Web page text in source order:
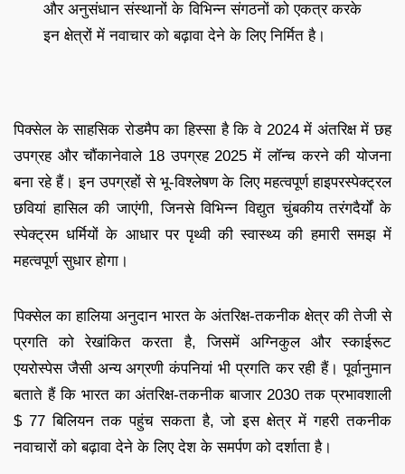
और अनुसंधान संस्थानों के विभिन्न संगठनों को एकत्र करके
इन क्षेत्रों में नवाचार को बढ़ावा देने के लिए निर्मित है।
पिक्सेल के साहसिक रोडमैप का हिस्सा है कि वे 2024 में अंतरिक्ष में छह
उपग्रह और चौंकानेवाले 18 उपग्रह 2025 में लॉन्च करने की योजना
बना रहे हैं। इन उपग्रहों से भू-विश्लेषण के लिए महत्वपूर्ण हाइपरस्पेक्ट्रल
छवियां हासिल की जाएंगी, जिनसे विभिन्न विद्युत चुंबकीय तरंगदैर्यों के
स्पेक्ट्रम धर्मियों के आधार पर पृथ्वी की स्वास्थ्य की हमारी समझ में
महत्वपूर्ण सुधार होगा।
पिक्सेल का हालिया अनुदान भारत के अंतरिक्ष-तकनीक क्षेत्र की तेजी से
प्रगति को रेखांकित करता है, जिसमें अग्निकुल और स्काईरूट
एयरोस्पेस जैसी अन्य अग्रणी कंपनियां भी प्रगति कर रही हैं। पूर्वानुमान
बताते हैं कि भारत का अंतरिक्ष-तकनीक बाजार 2030 तक प्रभावशाली
$ 77 बिलियन तक पहुंच सकता है, जो इस क्षेत्र में गहरी तकनीक
नवाचारों को बढ़ावा देने के लिए देश के समर्पण को दर्शाता है।